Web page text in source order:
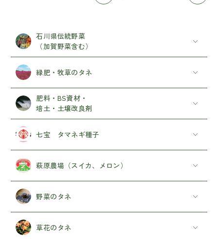
石川県伝統野菜
（加賀野菜含む）
緑肥・牧草のタネ
肥料・BS資材・
培土・土壌改良剤
七宝 タマネギ種子
萩原農場（スイカ、メロン）
野菜のタネ
草花のタネ